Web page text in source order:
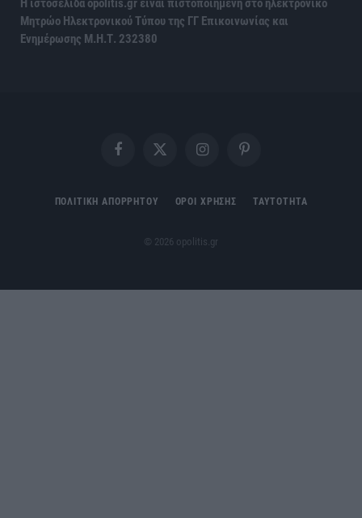
Η ιστοσελίδα opolitis.gr είναι πιστοποιημένη στο ηλεκτρονικό
Μητρώο Ηλεκτρονικού Τύπου της ΓΓ Επικοινωνίας και
Ενημέρωσης Μ.Η.Τ. 232380
FacebookX
InstagramPinterest
ΠΟΛΙΤΙΚΗ ΑΠΟΡΡΗΤΟΥ ΟΡΟΙ ΧΡΗΣΗΣ ΤΑΥΤΟΤΗΤΑ
© 2026 opolitis.gr